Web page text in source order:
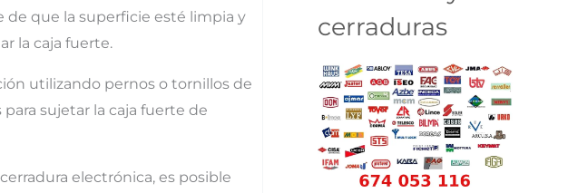
de que la superficie esté limpia y
la caja fuerte.
utilizando pernos o tornillos de
sujetar la caja fuerte de
electrónica, es posible
cerraduras